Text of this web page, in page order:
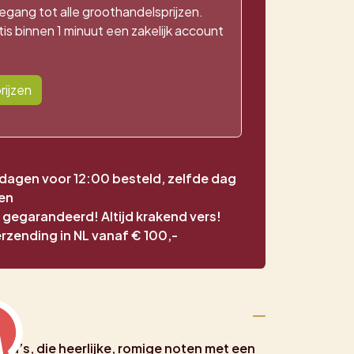
tot alle groothandelsprijzen.
binnen 1 minuut een zakelijk account
voor 12:00 besteld, zelfde dag
Altijd krakend vers!
in NL vanaf € 100,-
die heerlijke, romige noten met een